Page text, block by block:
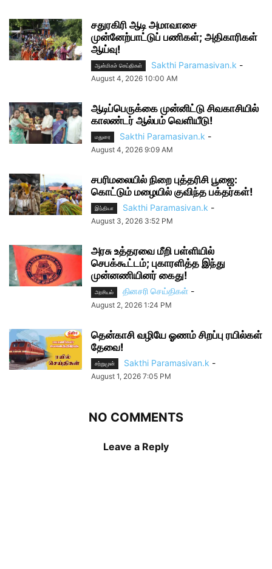
சதுரகிரி ஆடி அமாவாசை
முன்னேற்பாட்டுப் பணிகள்; அதிகாரிகள்
ஆய்வு!
ஆன்மிகச் செய்திகள் Sakthi Paramasivan.k -
August 4, 2026 10:00 AM
ஆடிப்பெருக்கை முன்னிட்டு சிவகாசியில்
காலண்டர் ஆல்பம் வெளியீடு!
மதுரை Sakthi Paramasivan.k -
August 4, 2026 9:09 AM
சபரிமலையில் நிறை புத்தரிசி பூஜை:
கொட்டும் மழையில் குவிந்த பக்தர்கள்!
இந்தியா Sakthi Paramasivan.k -
August 3, 2026 3:52 PM
அரசு உத்தரவை மீறி பள்ளியில்
செபக்கூட்டம்; புகாரளித்த இந்து
முன்னணியினர் கைது!
அரசியல் தினசரி செய்திகள் -
August 2, 2026 1:24 PM
தென்காசி வழியே ஓணம் சிறப்பு ரயில்கள்
தேவை!
சற்றுமுன் Sakthi Paramasivan.k -
August 1, 2026 7:05 PM
NO COMMENTS
Leave a Reply